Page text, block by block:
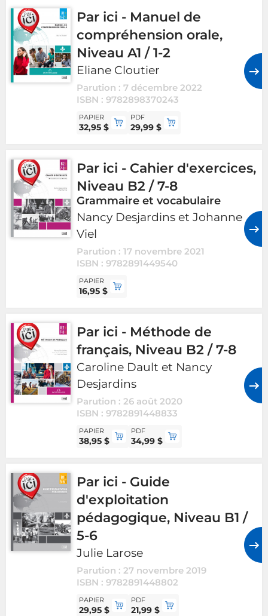
Par ici - Manuel de
compréhension orale,
Niveau A1 / 1-2
Eliane Cloutier
Parution : 7 décembre 2022
ISBN : 9782898370243
PAPIER
32,95 $
PDF
29,99 $
Par ici - Cahier d'exercices,
Niveau B2 / 7-8
Grammaire et vocabulaire
Nancy Desjardins et Johanne
Viel
Parution : 17 novembre 2021
ISBN : 9782891449540
PAPIER
16,95 $
Par ici - Méthode de
français, Niveau B2 / 7-8
Caroline Dault et Nancy
Desjardins
Parution : 26 août 2020
ISBN : 9782891448833
PAPIER
38,95 $
PDF
34,99 $
Par ici - Guide
d'exploitation
pédagogique, Niveau B1 /
5-6
Julie Larose
Parution : 27 novembre 2019
ISBN : 9782891448802
PAPIER
29,95 $
PDF
21,99 $